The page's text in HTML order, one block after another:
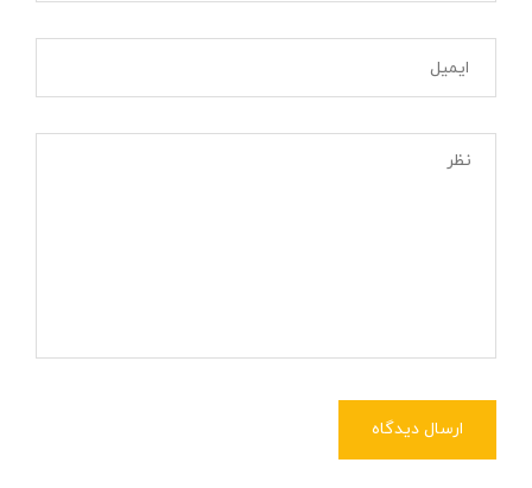
ارسال دیدگاه